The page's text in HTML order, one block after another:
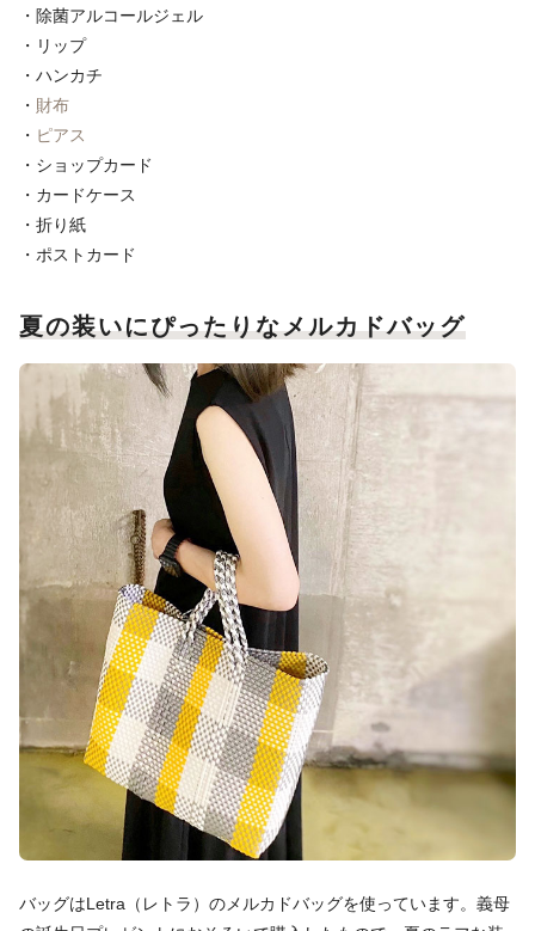
・除菌アルコールジェル
・リップ
・ハンカチ
・ 財布
・ ピアス
・ショップカード
・カードケース
・折り紙
・ポストカード
夏の装いにぴったりなメルカドバッグ
バッグはLetra（レトラ）のメルカドバッグを使っています。義母